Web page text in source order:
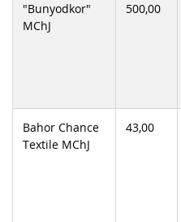
"Bunyodkor"
MChJ
500,00
Bahor Chance
Textile МChJ
43,00